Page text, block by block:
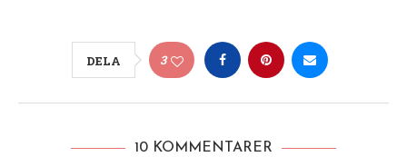
DELA 3
10 KOMMENTARER